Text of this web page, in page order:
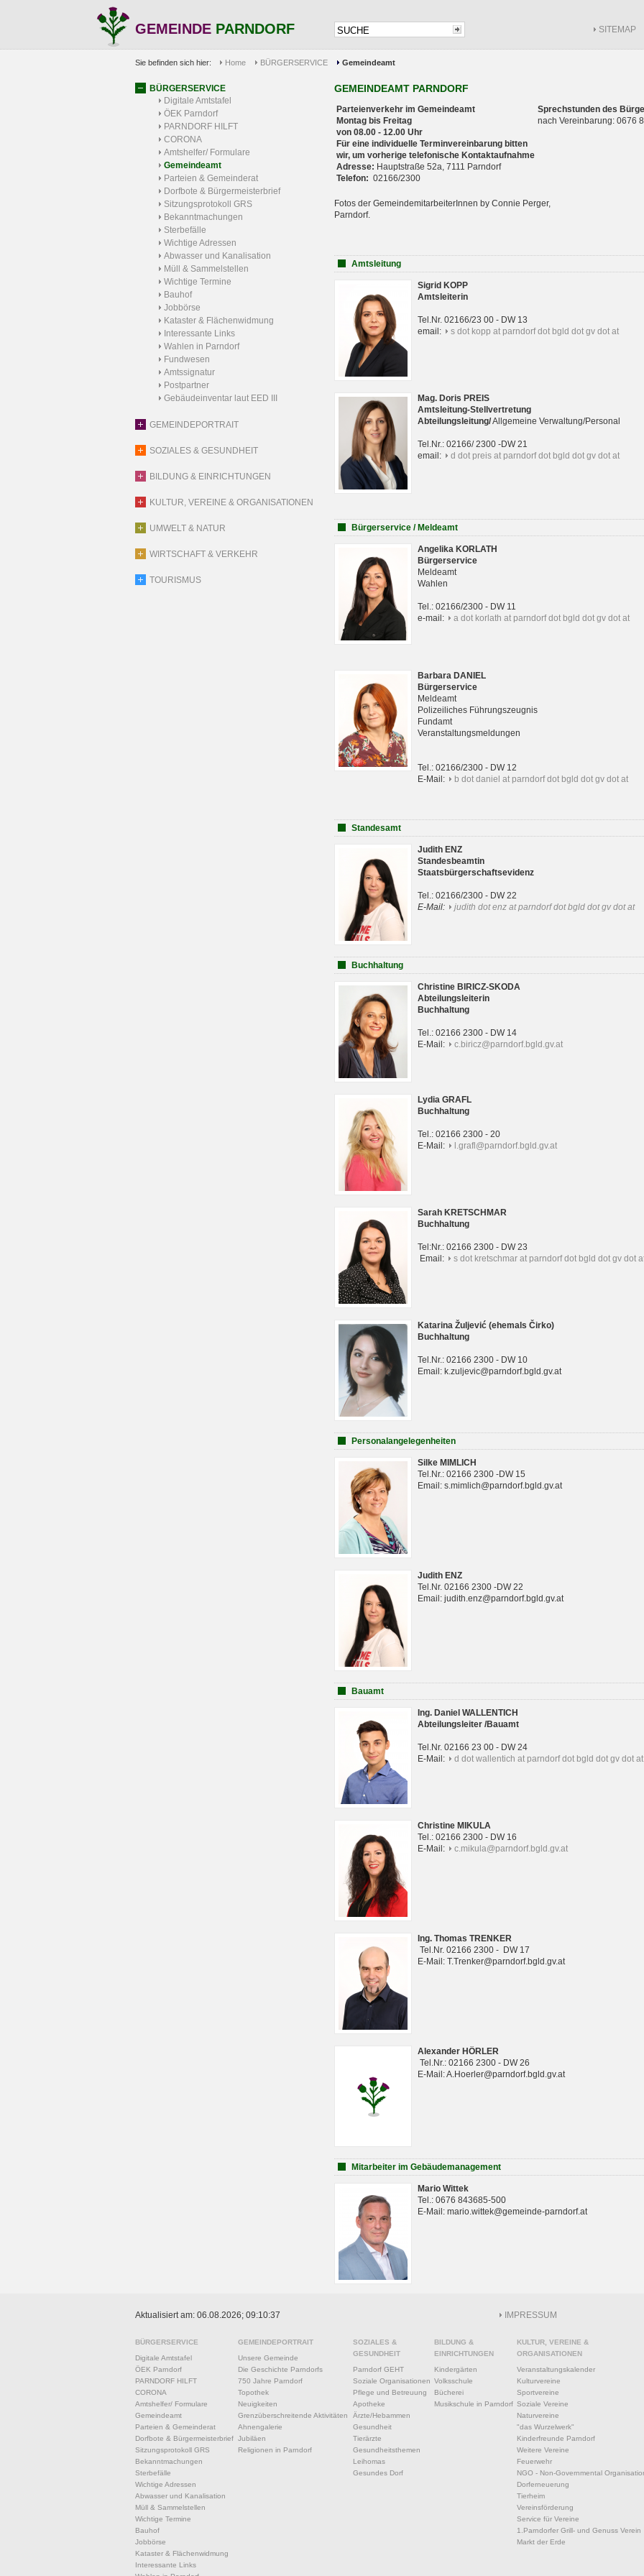
GEMEINDE PARNDORF SITEMAP
Sie befinden sich hier: Home BÜRGERSERVICE Gemeindeamt
BÜRGERSERVICE
Digitale Amtstafel
ÖEK Parndorf
PARNDORF HILFT
CORONA
Amtshelfer/ Formulare
Gemeindeamt
Parteien & Gemeinderat
Dorfbote & Bürgermeisterbrief
Sitzungsprotokoll GRS
Bekanntmachungen
Sterbefälle
Wichtige Adressen
Abwasser und Kanalisation
Müll & Sammelstellen
Wichtige Termine
Bauhof
Jobbörse
Kataster & Flächenwidmung
Interessante Links
Wahlen in Parndorf
Fundwesen
Amtssignatur
Postpartner
Gebäudeinventar laut EED III
GEMEINDEPORTRAIT
SOZIALES & GESUNDHEIT
BILDUNG & EINRICHTUNGEN
KULTUR, VEREINE & ORGANISATIONEN
UMWELT & NATUR
WIRTSCHAFT & VERKEHR
TOURISMUS
GEMEINDEAMT PARNDORF
Parteienverkehr im Gemeindeamt
Montag bis Freitag
von 08.00 - 12.00 Uhr
Für eine individuelle Terminvereinbarung bitten
wir, um vorherige telefonische Kontaktaufnahme
Adresse: Hauptstraße 52a, 7111 Parndorf
Telefon: 02166/2300
Sprechstunden des
nach Vereinbarung: 0676
Fotos der GemeindemitarbeiterInnen by Connie Perger,
Parndorf.
Amtsleitung
Sigrid KOPP
Amtsleiterin
Tel.Nr. 02166/23 00 - DW 13
email:
s dot kopp at parndorf dot bgld dot gv dot at
Mag. Doris PREIS
Amtsleitung-Stellvertretung
Abteilungsleitung/Allgemeine Verwaltung/Personal
Tel.Nr.: 02166/ 2300 -DW 21
email:
d dot preis at parndorf dot bgld dot gv dot at
Bürgerservice / Meldeamt
Angelika KORLATH
Bürgerservice
Meldeamt
Wahlen
Tel.: 02166/2300 - DW 11
e-mail:
a dot korlath at parndorf dot bgld dot gv dot at
Barbara DANIEL
Bürgerservice
Meldeamt
Polizeiliches Führungszeugnis
Fundamt
Veranstaltungsmeldungen
Tel.: 02166/2300 - DW 12
E-Mail:
b dot daniel at parndorf dot bgld dot gv dot at
Standesamt
Judith ENZ
Standesbeamtin
Staatsbürgerschaftsevidenz
Tel.: 02166/2300 - DW 22
E-Mail:
judith dot enz at parndorf dot bgld dot gv dot at
Buchhaltung
Christine BIRICZ-SKODA
Abteilungsleiterin
Buchhaltung
Tel.: 02166 2300 - DW 14
E-Mail:
c.biricz@parndorf.bgld.gv.at
Lydia GRAFL
Buchhaltung
Tel.: 02166 2300 - 20
E-Mail:
l.grafl@parndorf.bgld.gv.at
Sarah KRETSCHMAR
Buchhaltung
Tel:Nr.: 02166 2300 - DW 23
Email:
s dot kretschmar at parndorf dot bgld dot gv dot
Katarina Žuljević (ehemals Čirko)
Buchhaltung
Tel.Nr.: 02166 2300 - DW 10
Email: k.zuljevic@parndorf.bgld.gv.at
Personalangelegenheiten
Silke MIMLICH
Tel.Nr.: 02166 2300 -DW 15
Email: s.mimlich@parndorf.bgld.gv.at
Judith ENZ
Tel.Nr. 02166 2300 -DW 22
Email: judith.enz@parndorf.bgld.gv.at
Bauamt
Ing. Daniel WALLENTICH
Abteilungsleiter /Bauamt
Tel.Nr. 02166 23 00 - DW 24
E-Mail:
d dot wallentich at parndorf dot bgld dot gv dot at
Christine MIKULA
Tel.: 02166 2300 - DW 16
E-Mail:
c.mikula@parndorf.bgld.gv.at
Ing. Thomas TRENKER
Tel.Nr. 02166 2300 - DW 17
E-Mail: T.Trenker@parndorf.bgld.gv.at
Alexander HÖRLER
Tel.Nr.: 02166 2300 - DW 26
E-Mail: A.Hoerler@parndorf.bgld.gv.at
Mitarbeiter im Gebäudemanagement
Mario Wittek
Tel.: 0676 843685-500
E-Mail: mario.wittek@gemeinde-parndorf.at
Aktualisiert am: 06.08.2026; 09:10:37 IMPRESSUM
BÜRGERSERVICE
Digitale Amtstafel
ÖEK Parndorf
PARNDORF HILFT
CORONA
Amtshelfer/ Formulare
Gemeindeamt
Parteien & Gemeinderat
Dorfbote & Bürgermeisterbrief
Sitzungsprotokoll GRS
Bekanntmachungen
Sterbefälle
Wichtige Adressen
Abwasser und Kanalisation
Müll & Sammelstellen
Wichtige Termine
Bauhof
Jobbörse
Kataster & Flächenwidmung
Interessante Links
GEMEINDEPORTRAIT
Unsere Gemeinde
Die Geschichte Parndorfs
750 Jahre Parndorf
Topothek
Neuigkeiten
Grenzüberschreitende Aktivitäten
Ahnengalerie
Jubiläen
Religionen in Parndorf
SOZIALES &
GESUNDHEIT
Parndorf GEHT
Soziale Organisationen
Pflege und Betreuung
Apotheke
Ärzte/Hebammen
Gesundheit
Tierärzte
Gesundheitsthemen
Leihomas
Gesundes Dorf
BILDUNG &
EINRICHTUNGEN
Kindergärten
Volksschule
Bücherei
Musikschule in Parndorf
KULTUR, VEREINE &
ORGANISATIONEN
Veranstaltungskalender
Kulturvereine
Sportvereine
Soziale Vereine
Naturvereine
"das Wurzelwerk"
Kinderfreunde Parndorf
Weitere Vereine
Feuerwehr
NGO - Non-Governmental
Dorferneuerung
Tierheim
Vereinsförderung
Service für Vereine
1.Parndorfer Grill- und Genuss Verein
Markt der Erde